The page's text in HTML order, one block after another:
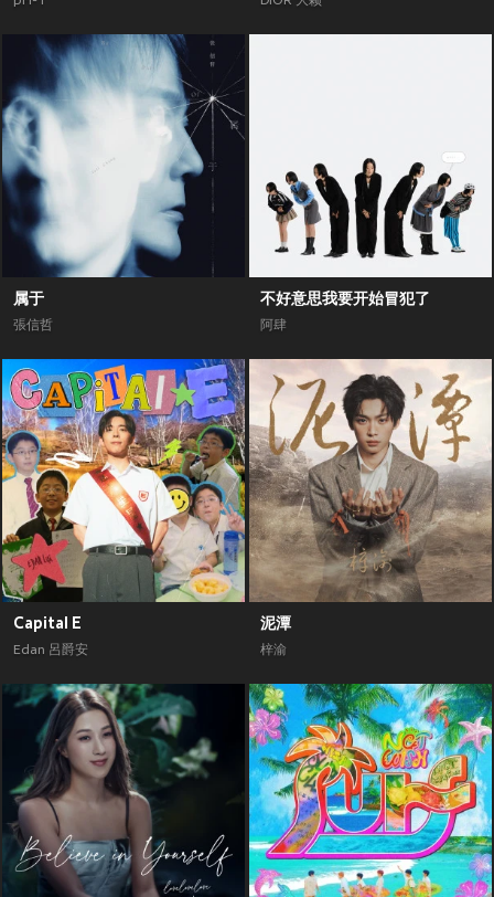
属于
張信哲
不好意思我要开始冒犯了
阿肆
Capital E
Edan 呂爵安
泥潭
梓渝